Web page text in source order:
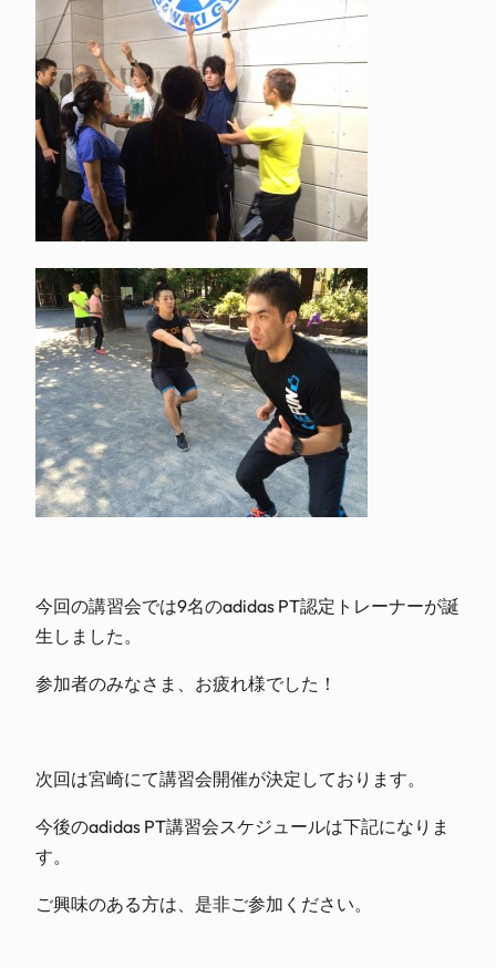
今回の講習会では9名のadidas PT認定トレーナーが誕
生しました。
参加者のみなさま、お疲れ様でした！
次回は宮崎にて講習会開催が決定しております。
今後のadidas PT講習会スケジュールは下記になりま
す。
ご興味のある方は、是非ご参加ください。